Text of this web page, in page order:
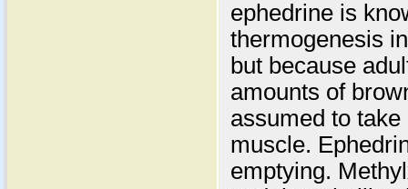
ephedrine is
thermogenesis
but because
amounts of
assumed to
muscle.
emptying.